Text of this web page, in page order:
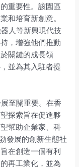
重要性。該園區
和培育新創意。
人等新興現代技
，增強他們推動
關鍵的成長領
並為其入駐者提
至關重要。在香
探索旨在促進夥
幫助企業家、科
發展的創新生態社
在創造一個有利
再工業化，並為